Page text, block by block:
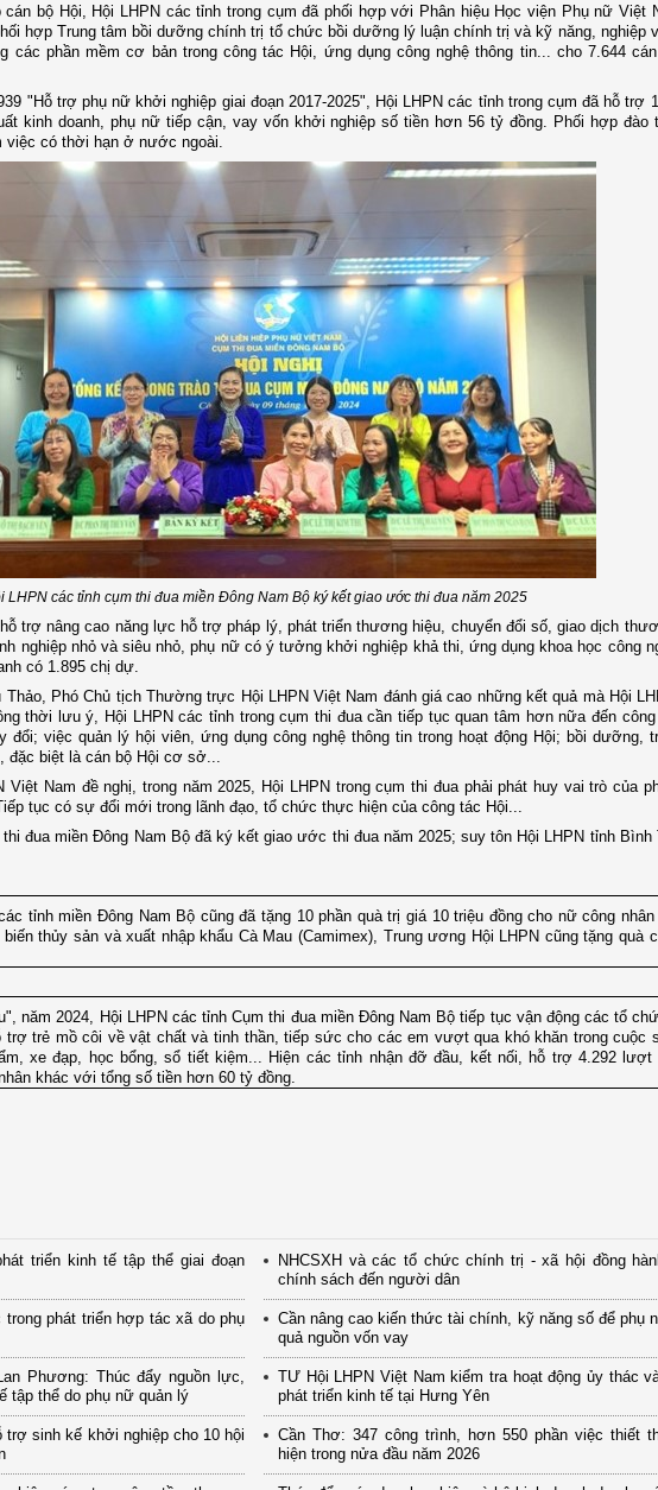
bộ Hội, Hội LHPN các tỉnh trong cụm đã phối hợp với Phân hiệu Học viện Phụ nữ Việt
hợp Trung tâm bồi dưỡng chính trị tổ chức bồi dưỡng lý luận chính trị và kỹ năng, nghiệp
các phần mềm cơ bản trong công tác Hội, ứng dụng công nghệ thông tin... cho 7.644
"Hỗ trợ phụ nữ khởi nghiệp giai đoạn 2017-2025", Hội LHPN các tỉnh trong cụm đã hỗ trợ
kinh doanh, phụ nữ tiếp cận, vay vốn khởi nghiệp số tiền hơn 56 tỷ đồng. Phối hợp đào
việc có thời hạn ở nước ngoài.
LHPN các tỉnh cụm thi đua miền Đông Nam Bộ ký kết giao ước thi đua năm 2025
trợ nâng cao năng lực hỗ trợ pháp lý, phát triển thương hiệu, chuyển đổi số, giao dịch
nghiệp nhỏ và siêu nhỏ, phụ nữ có ý tưởng khởi nghiệp khả thi, ứng dụng khoa học công
có 1.895 chị dự.
Phó Chủ tịch Thường trực Hội LHPN Việt Nam đánh giá cao những kết quả mà Hội
thời lưu ý, Hội LHPN các tỉnh trong cụm thi đua cần tiếp tục quan tâm hơn nữa đến công
việc quản lý hội viên, ứng dụng công nghệ thông tin trong hoạt động Hội; bồi dưỡng,
đặc biệt là cán bộ Hội cơ sở...
Nam đề nghị, trong năm 2025, Hội LHPN trong cụm thi đua phải phát huy vai trò của
tục có sự đổi mới trong lãnh đạo, tổ chức thực hiện của công tác Hội...
đua miền Đông Nam Bộ đã ký kết giao ước thi đua năm 2025; suy tôn Hội LHPN tỉnh Bình
tỉnh miền Đông Nam Bộ cũng đã tặng 10 phần quà trị giá 10 triệu đồng cho nữ công
thủy sản và xuất nhập khẩu Cà Mau (Camimex), Trung ương Hội LHPN cũng tặng quà
năm 2024, Hội LHPN các tỉnh Cụm thi đua miền Đông Nam Bộ tiếp tục vận động các tổ
trẻ mồ côi về vật chất và tinh thần, tiếp sức cho các em vượt qua khó khăn trong cuộc
xe đạp, học bổng, sổ tiết kiệm... Hiện các tỉnh nhận đỡ đầu, kết nối, hỗ trợ 4.292
khác với tổng số tiền hơn 60 tỷ đồng.
triển kinh tế tập thể giai đoạn
phát triển hợp tác xã do phụ
Phương: Thúc đẩy nguồn lực,
tập thể do phụ nữ quản lý
sinh kế khởi nghiệp cho 10 hội
NHCSXH và các tổ chức chính trị - xã hội đồng
chính sách đến người dân
Cần nâng cao kiến thức tài chính, kỹ năng số để phụ
quả nguồn vốn vay
TƯ Hội LHPN Việt Nam kiểm tra hoạt động ủy thác
phát triển kinh tế tại Hưng Yên
Cần Thơ: 347 công trình, hơn 550 phần việc thiết
hiện trong nửa đầu năm 2026